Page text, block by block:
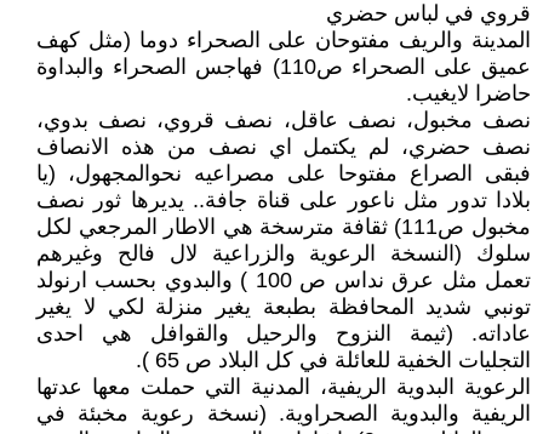
قروي في لباس حضري
المدينة والريف مفتوحان على الصحراء دوما (مثل كهف
عميق على الصحراء ص110) فهاجس الصحراء والبداوة
حاضرا لايغيب.
نصف مخبول، نصف عاقل، نصف قروي، نصف بدوي،
نصف حضري، لم يكتمل اي نصف من هذه الانصاف
فبقى الصراع مفتوحا على مصراعيه نحوالمجهول، (يا
بلادا تدور مثل ناعور على قناة جافة.. يديرها ثور نصف
مخبول ص111) ثقافة مترسخة هي الاطار المرجعي لكل
سلوك (النسخة الرعوية والزراعية لال فالح وغيرهم
تعمل مثل عرق نداس ص 100 ) والبدوي بحسب ارنولد
تونبي شديد المحافظة بطبعة يغير منزلة لكي لا يغير
عاداته. (ثيمة النزوح والرحيل والقوافل هي احدى
التجليات الخفية للعائلة في كل البلاد ص 65 ).
الرعوية البدوية الريفية، المدنية التي حملت معها عدتها
الريفية والبدوية الصحراوية. (نسخة رعوية مخبئة في